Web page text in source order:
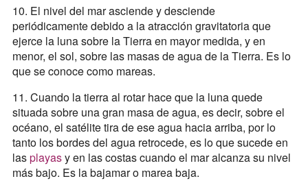
10. El nivel del mar asciende y desciende
periódicamente debido a la atracción gravitatoria que
ejerce la luna sobre la Tierra en mayor medida, y en
menor, el sol, sobre las masas de agua de la Tierra. Es lo
que se conoce como mareas.
11. Cuando la tierra al rotar hace que la luna quede
situada sobre una gran masa de agua, es decir, sobre el
océano, el satélite tira de ese agua hacia arriba, por lo
tanto los bordes del agua retrocede, es lo que sucede en
lasplayasy en las costas cuando el mar alcanza su nivel
más bajo. Es la bajamar o marea baja.